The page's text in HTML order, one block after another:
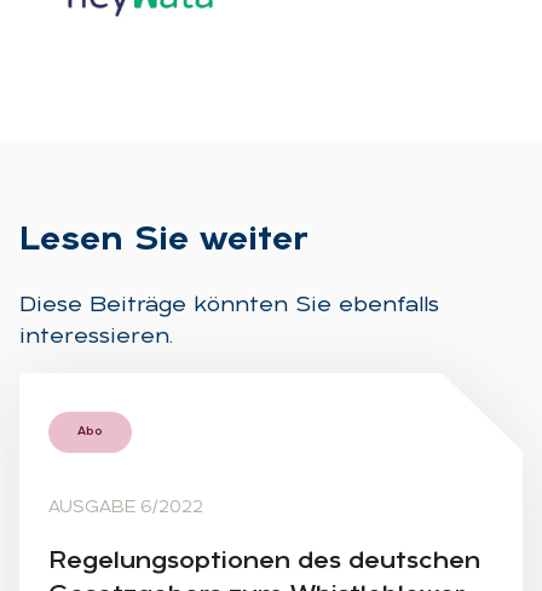
Le­sen Sie wei­ter
Diese Beiträge könnten Sie ebenfalls
interessieren.
Abo
AUSGABE 6/2022
Re­ge­lungs­op­tio­nen des deut­schen